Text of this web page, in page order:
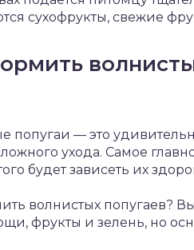
сухофрукты, свежие
попугаи — это
ухода. Самое
будет зависеть их
волнистых попугаев?
фрукты и зелень, но